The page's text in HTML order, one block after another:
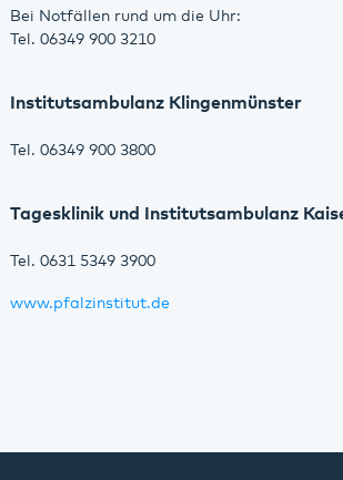
Bei Notfällen rund um die Uhr:
Tel. 06349 900 3210
Institutsambulanz Klingenmünster
Tel. 06349 900 3800
Tagesklinik und Institutsambulanz
Tel. 0631 5349 3900
www.pfalzinstitut.de